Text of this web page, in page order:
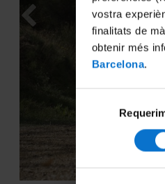
vostra
finalitats de
obtenir més
Barcelona.
consentiment